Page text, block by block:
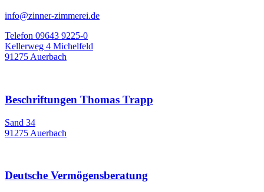
info@zinner-zimmerei.de
Telefon 09643 9225-0
Kellerweg 4 Michelfeld
91275 Auerbach
Beschriftungen Thomas Trapp
Sand 34
91275 Auerbach
Deutsche Vermögensberatung